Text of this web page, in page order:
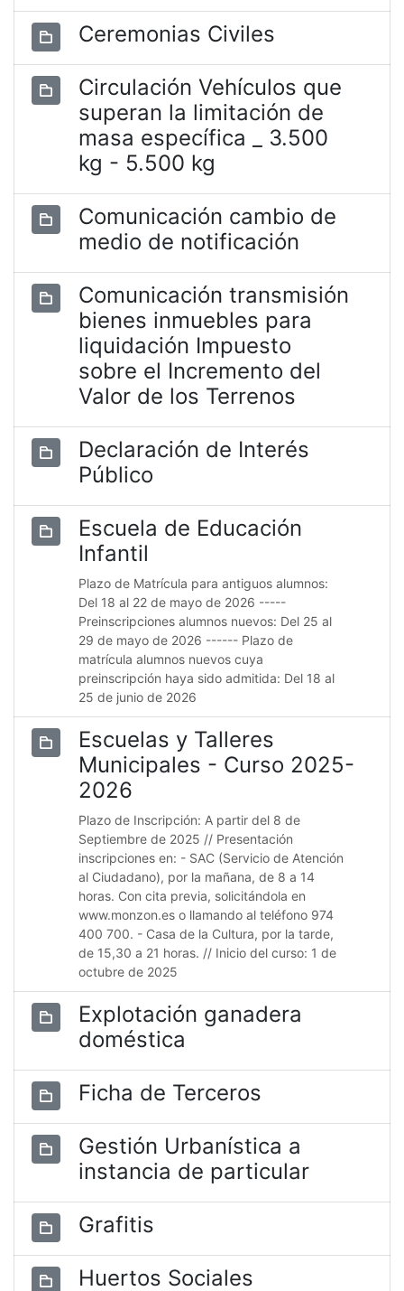
Ceremonias Civiles
Circulación Vehículos que
superan la limitación de
masa específica _ 3.500
kg - 5.500 kg
Comunicación cambio de
medio de notificación
Comunicación transmisión
bienes inmuebles para
liquidación Impuesto
sobre el Incremento del
Valor de los Terrenos
Declaración de Interés
Público
Escuela de Educación
Infantil
Plazo de Matrícula para antiguos alumnos:
Del 18 al 22 de mayo de 2026 -----
Preinscripciones alumnos nuevos: Del 25 al
29 de mayo de 2026 ------ Plazo de
matrícula alumnos nuevos cuya
preinscripción haya sido admitida: Del 18 al
25 de junio de 2026
Escuelas y Talleres
Municipales - Curso 2025-
2026
Plazo de Inscripción: A partir del 8 de
Septiembre de 2025 // Presentación
inscripciones en: - SAC (Servicio de Atención
al Ciudadano), por la mañana, de 8 a 14
horas. Con cita previa, solicitándola en
www.monzon.es o llamando al teléfono 974
400 700. - Casa de la Cultura, por la tarde,
de 15,30 a 21 horas. // Inicio del curso: 1 de
octubre de 2025
Explotación ganadera
doméstica
Ficha de Terceros
Gestión Urbanística a
instancia de particular
Grafitis
Huertos Sociales